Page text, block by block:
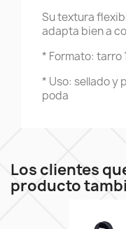
Su textura
adapta bien a
* Formato: tarro
* Uso: sellado y
poda
Los clientes
producto